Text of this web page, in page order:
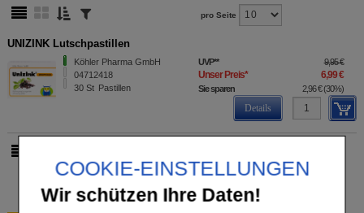
COOKIE-EINSTELLUNGEN
Wir schützen Ihre Daten!
pro Seite
UNIZINK Lutschpastillen
Köhler Pharma GmbH
04712418
30 St Pastillen
UVP** 9,95 €
Unser Preis* 6,99 €
Sie sparen 2,96 € (30%)
Details